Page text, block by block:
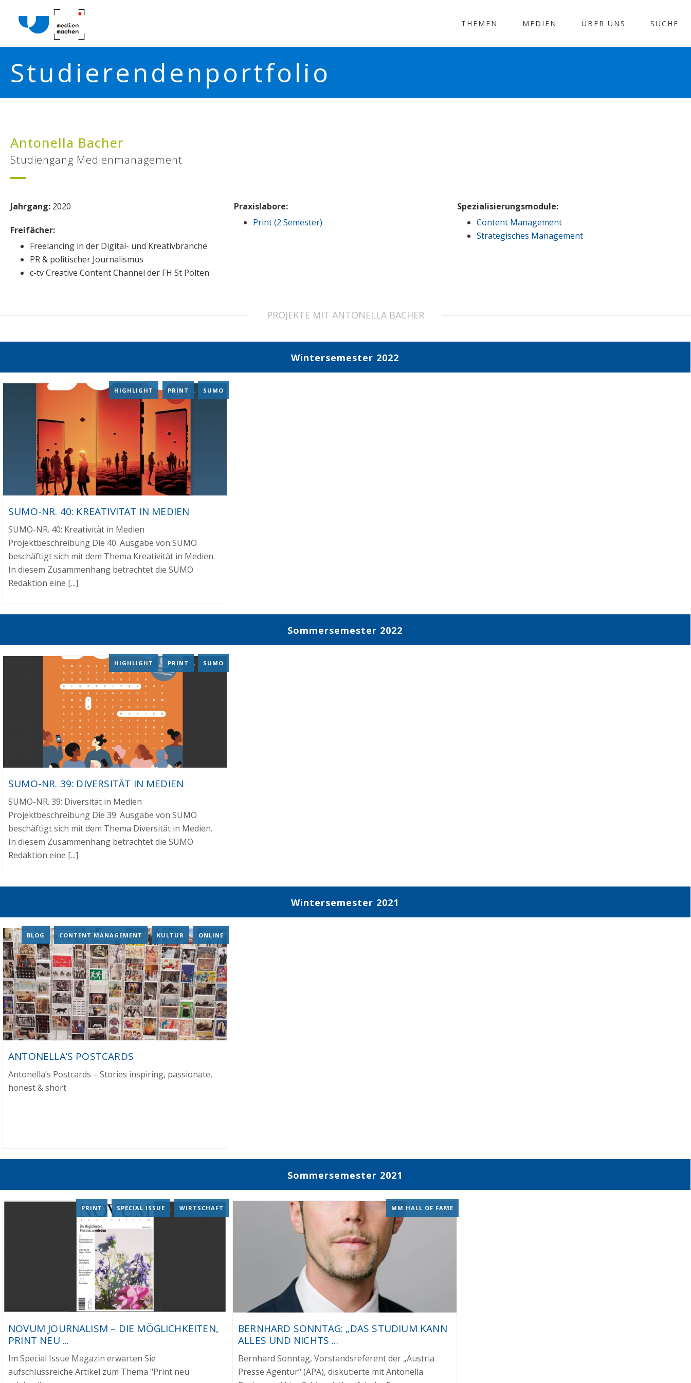
THEMEN MEDIEN ÜBER UNS SUCHE
Studierendenportfolio
Antonella Bacher
Studiengang Medienmanagement
Jahrgang: 2020
Freifächer:
Freelancing in der Digital- und Kreativbranche
PR & politischer Journalismus
c-tv Creative Content Channel der FH St Pölten
Praxislabore:
Print (2 Semester)
Spezialisierungsmodule:
Content Management
Strategisches Management
PROJEKTE MIT ANTONELLA BACHER
Wintersemester 2022
SUMO-NR. 40: KREATIVITÄT IN MEDIEN
HIGHLIGHT , PRINT , SUMO
SUMO-NR. 40: Kreativität in Medien
Projektbeschreibung Die 40. Ausgabe von SUMO
beschäftigt sich mit dem Thema Kreativität in Medien.
In diesem Zusammenhang betrachtet die SUMO
Redaktion eine [...]
Sommersemester 2022
SUMO-NR. 39: DIVERSITÄT IN MEDIEN
HIGHLIGHT , PRINT , SUMO
SUMO-NR. 39: Diversität in Medien
Projektbeschreibung Die 39. Ausgabe von SUMO
beschäftigt sich mit dem Thema Diversität in Medien.
In diesem Zusammenhang betrachtet die SUMO
Redaktion eine [...]
Wintersemester 2021
ANTONELLA’S POSTCARDS
BLOG , CONTENT MANAGEMENT , KULTUR , ONLINE
Antonella’s Postcards – Stories inspiring, passionate,
honest & short
Sommersemester 2021
NOVUM JOURNALISM – DIE MÖGLICHKEITEN,
PRINT NEU ...
PRINT , SPECIAL ISSUE , WIRTSCHAFT
Im Special Issue Magazin erwarten Sie
aufschlussreiche Artikel zum Thema "Print neu
BERNHARD SONNTAG: „DAS STUDIUM KANN
ALLES UND NICHTS ...
MM HALL OF FAME
Bernhard Sonntag, Vorstandsreferent der „Austria
Presse Agentur“ (APA), diskutierte mit Antonella